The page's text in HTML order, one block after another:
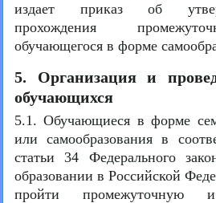
издает приказ об
прохождения
обучающегося в форме
5. Организация и
обучающихся
5.1. Обучающиеся в форме
или самообразования в
статьи 34 Федерального
образовании в Российской
пройти промежуточную и